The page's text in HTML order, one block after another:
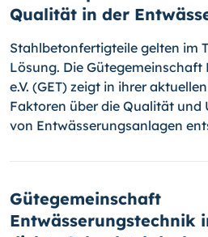
Qualität in der
Stahlbetonfertigteile gelten im
Lösung. Die
e.V. (GET) zeigt in ihrer
Faktoren über die Qualität
von Entwässerungsanlagen
Gütegemeinschaft
Entwässerungstechnik